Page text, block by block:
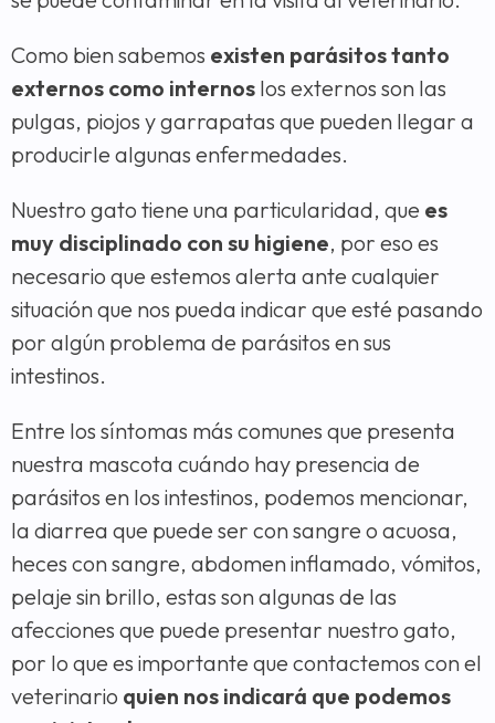
Como bien sabemos existen parásitos tanto
externos como internos los externos son las
pulgas, piojos y garrapatas que pueden llegar a
producirle algunas enfermedades.
Nuestro gato tiene una particularidad, que es
muy disciplinado con su higiene, por eso es
necesario que estemos alerta ante cualquier
situación que nos pueda indicar que esté pasando
por algún problema de parásitos en sus
intestinos.
Entre los síntomas más comunes que presenta
nuestra mascota cuándo hay presencia de
parásitos en los intestinos, podemos mencionar,
la diarrea que puede ser con sangre o acuosa,
heces con sangre, abdomen inflamado, vómitos,
pelaje sin brillo, estas son algunas de las
afecciones que puede presentar nuestro gato,
por lo que es importante que contactemos con el
veterinario quien nos indicará que podemos